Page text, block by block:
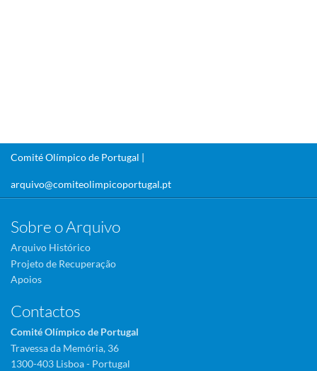
Comité Olímpico de Portugal |
arquivo@comiteolimpicoportugal.pt
Sobre o Arquivo
Arquivo Histórico
Projeto de Recuperação
Apoios
Contactos
Comité Olímpico de Portugal
Travessa da Memória, 36
1300-403 Lisboa - Portugal